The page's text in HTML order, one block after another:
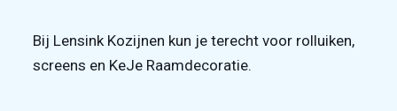
Bij Lensink Kozijnen kun je terecht voor rolluiken,
screens en KeJe Raamdecoratie.